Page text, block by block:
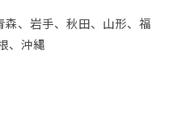
森、岩手、秋田、山形、福
、沖縄